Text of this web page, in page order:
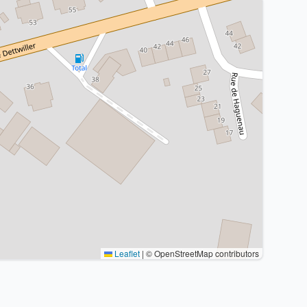
Leaflet | © OpenStreetMap contributors